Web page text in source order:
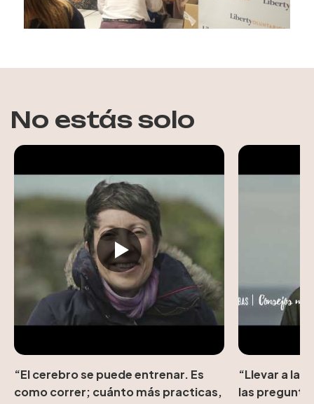
No estás solo
“El cerebro se puede entrenar. Es
como correr; cuánto más practicas,
“Llevar a la
las